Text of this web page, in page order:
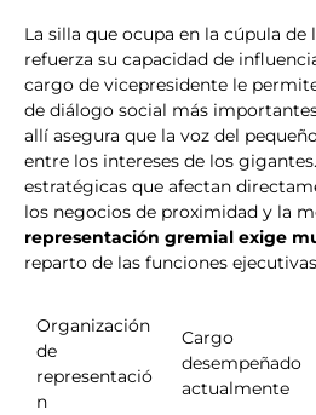
La silla que ocupa en la cúpula de
refuerza su capacidad de
cargo de vicepresidente le
de diálogo social más
allí asegura que la voz del
entre los intereses de los
estratégicas que afectan
los negocios de proximidad y la
representación gremial exige
reparto de las funciones
Organización
de
representació
n
Cargo
desempeñado
actualmente